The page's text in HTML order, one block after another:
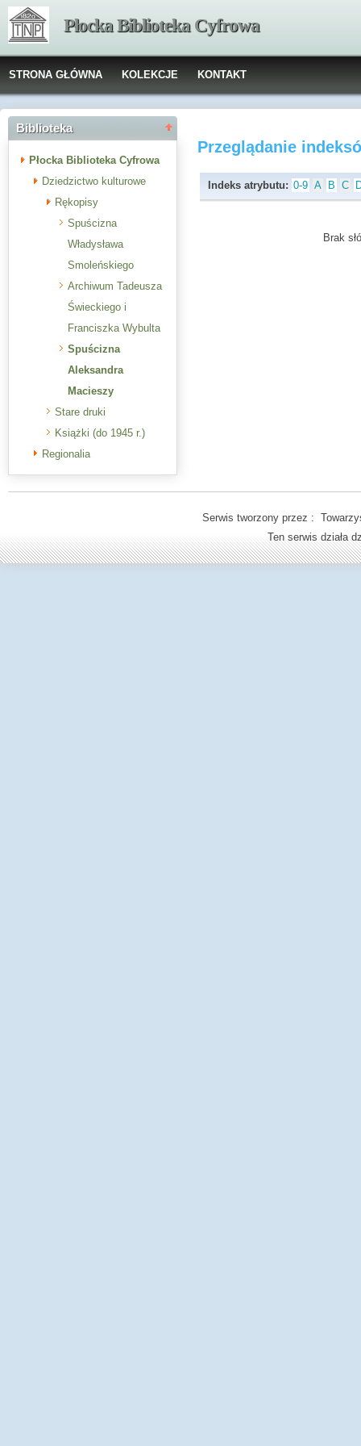
Płocka Biblioteka Cyfrowa
STRONA GŁÓWNA KOLEKCJE KONTAKT
Biblioteka
Płocka Biblioteka Cyfrowa
Dziedzictwo kulturowe
Rękopisy
Spuścizna
Władysława
Smoleńskiego
Archiwum Tadeusza
Świeckiego i
Franciszka Wybulta
Spuścizna
Aleksandra
Macieszy
Stare druki
Książki (do 1945 r.)
Regionalia
Przeglądanie
Indeks atrybutu: 0-9 A B C
Brak
Serwis tworzony przez :
Ten serwis działa